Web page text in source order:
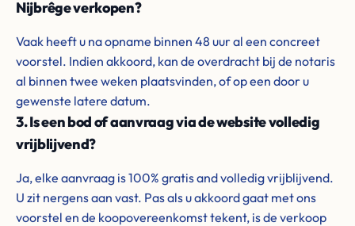
Nijbrêge verkopen?
Vaak heeft u na opname binnen 48 uur al een concreet
voorstel. Indien akkoord, kan de overdracht bij de notaris
al binnen twee weken plaatsvinden, of op een door u
gewenste latere datum.
3. Is een bod of aanvraag via de website volledig
vrijblijvend?
Ja, elke aanvraag is 100% gratis and volledig vrijblijvend.
U zit nergens aan vast. Pas als u akkoord gaat met ons
voorstel en de koopovereenkomst tekent, is de verkoop